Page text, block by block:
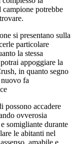
campione potrebbe
si presentano sulla
particolare
la stessa
appoggiare la
in quanto segno
fa
possono accadere
ovverosia
somigliante durante
le abitanti nel
amabile e